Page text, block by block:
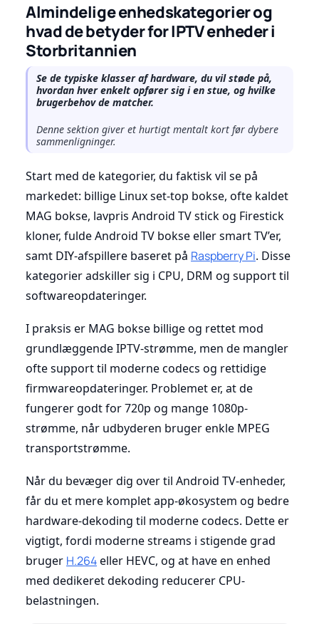
Almindelige enhedskategorier og
hvad de betyder for IPTV enheder i
Storbritannien
Se de typiske klasser af hardware, du vil støde på,
hvordan hver enkelt opfører sig i en stue, og hvilke
brugerbehov de matcher.
Denne sektion giver et hurtigt mentalt kort før dybere
sammenligninger.
Start med de kategorier, du faktisk vil se på
markedet: billige Linux set-top bokse, ofte kaldet
MAG bokse, lavpris Android TV stick og Firestick
kloner, fulde Android TV bokse eller smart TV’er,
samt DIY-afspillere baseret på Raspberry Pi. Disse
kategorier adskiller sig i CPU, DRM og support til
softwareopdateringer.
I praksis er MAG bokse billige og rettet mod
grundlæggende IPTV-strømme, men de mangler
ofte support til moderne codecs og rettidige
firmwareopdateringer. Problemet er, at de
fungerer godt for 720p og mange 1080p-
strømme, når udbyderen bruger enkle MPEG
transportstrømme.
Når du bevæger dig over til Android TV-enheder,
får du et mere komplet app-økosystem og bedre
hardware-dekoding til moderne codecs. Dette er
vigtigt, fordi moderne streams i stigende grad
bruger H.264eller HEVC, og at have en enhed
med dedikeret dekoding reducerer CPU-
belastningen.